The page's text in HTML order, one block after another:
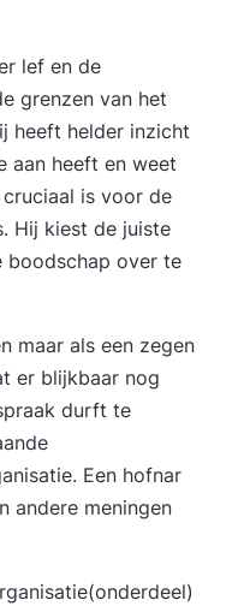
lef en de
grenzen van het
heeft helder inzicht
aan heeft en weet
is voor de
Hij kiest de juiste
boodschap over te
maar als een zegen
er blijkbaar nog
durft te
Een hofnar
andere meningen